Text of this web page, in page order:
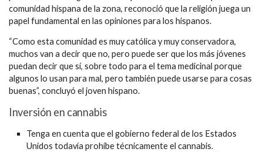
comunidad hispana de la zona, reconoció que la religión juega un
papel fundamental en las opiniones para los hispanos.
“Como esta comunidad es muy católica y muy conservadora,
muchos van a decir que no, pero puede ser que los más jóvenes
puedan decir que sí, sobre todo para el tema medicinal porque
algunos lo usan para mal, pero también puede usarse para cosas
buenas”, concluyó el joven hispano.
Inversión en cannabis
Tenga en cuenta que el gobierno federal de los Estados
Unidos todavía prohíbe técnicamente el cannabis.